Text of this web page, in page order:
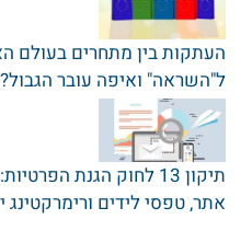
העתקות בין מתחרים בעולם
ל"השראה" ואיפה עובר הגבול?
תיקון 13 לחוק הגנת
אתר‚ טפסי לידים ורימרקטינג